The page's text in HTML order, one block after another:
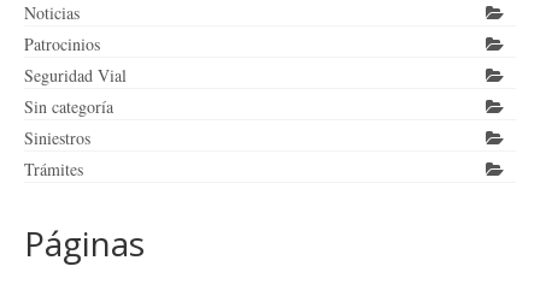
Noticias
Patrocinios
Seguridad Vial
Sin categoría
Siniestros
Trámites
Páginas